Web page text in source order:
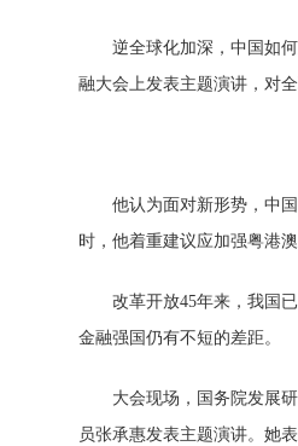
逆全球化加深， 中国如
融大会上发表主题演讲，对
他认为面对新形势， 中
时，他着重建议应加强粤港
改革开放45年来，我国
金融强国仍有不短的差距。
大会现场，国务院发展
员张承惠发表主题演讲。她